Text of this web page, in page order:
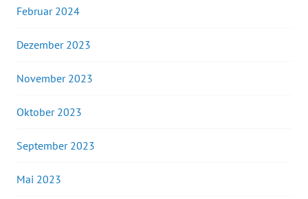
Februar 2024
Dezember 2023
November 2023
Oktober 2023
September 2023
Mai 2023